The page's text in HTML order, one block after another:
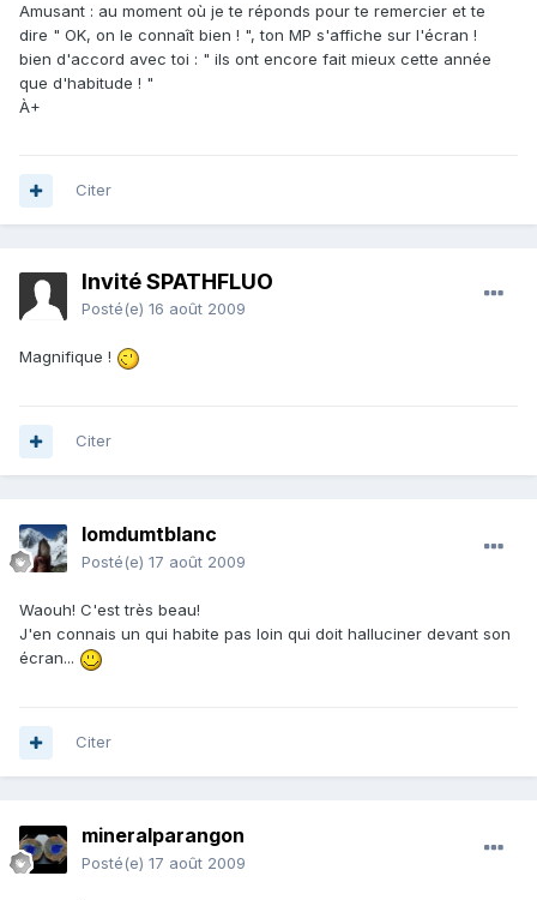
Amusant : au moment où je te réponds pour te remercier et te
dire " OK, on le connaît bien ! ", ton MP s'affiche sur l'écran !
bien d'accord avec toi : " ils ont encore fait mieux cette année
que d'habitude ! "
À+
Citer
Invité SPATHFLUO
Posté(e) 16 août 2009
Magnifique !
Citer
lomdumtblanc
Posté(e) 17 août 2009
Waouh! C'est très beau!
J'en connais un qui habite pas loin qui doit halluciner devant son
écran...
Citer
mineralparangon
Posté(e) 17 août 2009